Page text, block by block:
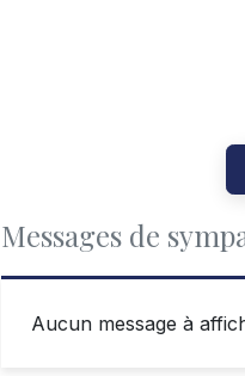
Messages de
Aucun message à